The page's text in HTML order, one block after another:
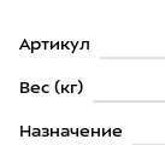
Артикул
Вес (кг)
Назначение